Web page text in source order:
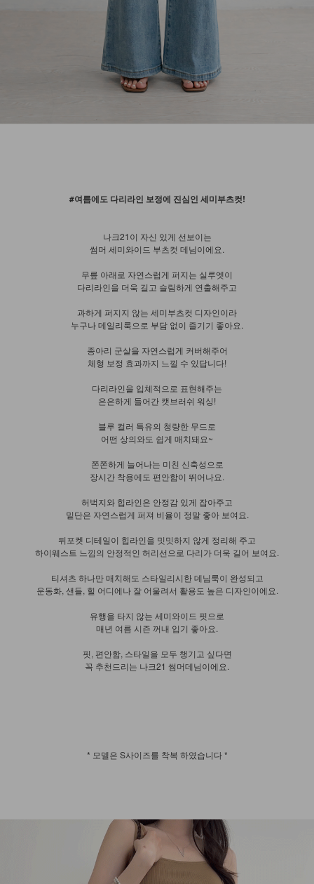
#여름에도 다리라인 보정에 진심인 세미부츠컷!
나크21이 자신 있게 선보이는
썸머 세미와이드 부츠컷 데님이에요.
무릎 아래로 자연스럽게 퍼지는 실루엣이
다리라인을 더욱 길고 슬림하게 연출해주고
과하게 퍼지지 않는 세미부츠컷 디자인이라
누구나 데일리룩으로 부담 없이 즐기기 좋아요.
종아리 군살을 자연스럽게 커버해주어
체형 보정 효과까지 느낄 수 있답니다!
다리라인을 입체적으로 표현해주는
은은하게 들어간 캣브러쉬 워싱!
블루 컬러 특유의 청량한 무드로
어떤 상의와도 쉽게 매치돼요~
쫀쫀하게 늘어나는 미친 신축성으로
장시간 착용에도 편안함이 뛰어나요.
허벅지와 힙라인은 안정감 있게 잡아주고
밑단은 자연스럽게 퍼져 비율이 정말 좋아 보여요.
뒤포켓 디테일이 힙라인을 밋밋하지 않게 정리해 주고
하이웨스트 느낌의 안정적인 허리선으로 다리가 더욱 길어 보여요.
티셔츠 하나만 매치해도 스타일리시한 데님룩이 완성되고
운동화, 샌들, 힐 어디에나 잘 어울려서 활용도 높은 디자인이에요.
유행을 타지 않는 세미와이드 핏으로
매년 여름 시즌 꺼내 입기 좋아요.
핏, 편안함, 스타일을 모두 챙기고 싶다면
꼭 추천드리는 나크21 썸머데님이에요.
* 모델은 S사이즈를 착복 하였습니다 *